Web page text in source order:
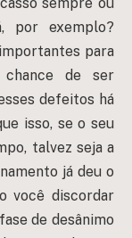
por exemplo?
para
de ser
defeitos há
isso, se o seu
talvez seja a
já deu o
você discordar
de desânimo